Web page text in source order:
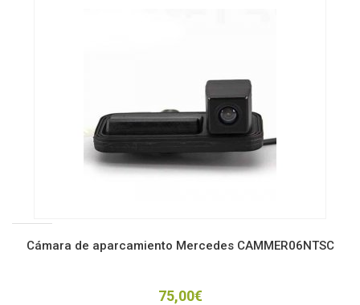
Cámara de aparcamiento Mercedes CAMMER06NTSC
75,00€